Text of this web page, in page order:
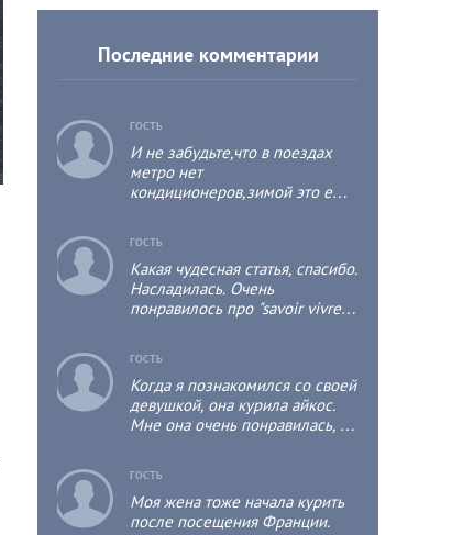
Последние комментарии
c ГОСТЬ
И не забудьте,что в поездах
метро нет
кондиционеров,зимой это ещё
неимоверная ….
c ГОСТЬ
Какая чудесная статья, спасибо.
Насладилась. Очень
понравилось про "savoir vivre",
c ГОСТЬ
Когда я познакомился со своей
девушкой, она курила айкос.
Мне она очень понравилась, я
терпеть айкос. Поэтому
компромиссом был переход на
тонкие сигареты. Да и курить
c ГОСТЬ
Моя жена тоже начала курить
после посещения Франции.